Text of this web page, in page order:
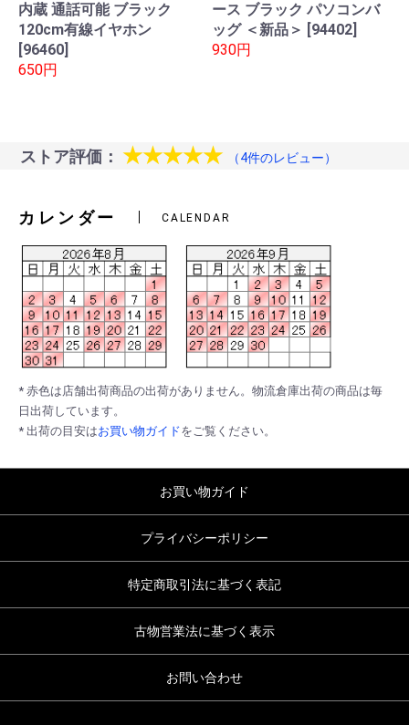
内蔵 通話可能 ブラック
120cm有線イヤホン
[96460]
650円
ース ブラック パソコンバ
ッグ ＜新品＞ [94402]
930円
ストア評価： ★★★★★ （4件のレビュー）
カレンダー CALENDAR
* 赤色は店舗出荷商品の出荷がありません。物流倉庫出荷の商品は毎
日出荷しています。
* 出荷の目安はお買い物ガイドをご覧ください。
お買い物ガイド
プライバシーポリシー
特定商取引法に基づく表記
古物営業法に基づく表示
お問い合わせ